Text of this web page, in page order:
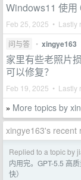
Windows11 使用
Feb 25, 2025 • Lastly
问与答 • xingye163
家里有些老照片
可以修复？
Feb 19, 2025 • Lastly
» More topics by
xingye163's recent
Replied to a topic by
内用完。GPT-5.5 高
快）